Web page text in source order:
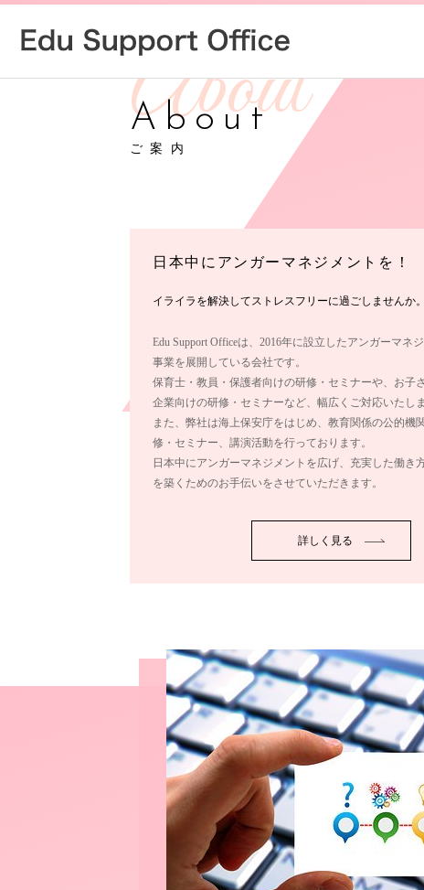
About
ご案内
日本中にアンガーマネジメントを！
イライラを解決してストレスフリーに過ごしませんか。
Edu Support Officeは、2016年に設立したアンガーマネ
事業を展開している会社です。
保育士・教員・保護者向けの研修・セミナーや、お子
企業向けの研修・セミナーなど、幅広くご対応いたしま
また、弊社は海上保安庁をはじめ、教育関係の公的機
修・セミナー、講演活動を行っております。
日本中にアンガーマネジメントを広げ、充実した働き
を築くためのお手伝いをさせていただきます。
詳しく見る